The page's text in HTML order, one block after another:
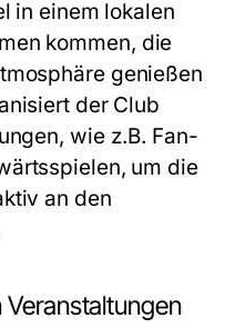
in einem lokalen
kommen, die
genießen
der Club
wie z.B. Fan-
um die
an den